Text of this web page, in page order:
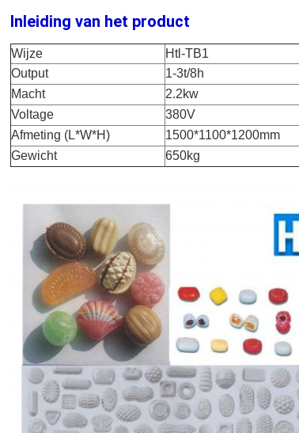
Inleiding van het product
Wijze Htl-TB1
Output
1-3t/8h
Macht
2.2kw
Voltage
380V
Afmeting (L*W*H)
1500*1100*1200mm
Gewicht
650kg